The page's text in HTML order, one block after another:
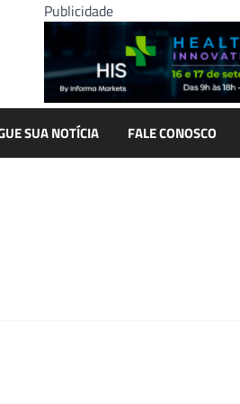
Publicidade
SUA NOTÍCIA FALE CONOSCO